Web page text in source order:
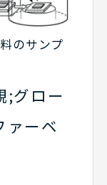
のサンプ
;グロー
ァーベ